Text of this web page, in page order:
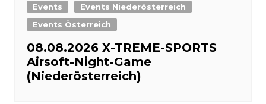
Events
Events Niederösterreich
Events Österreich
08.08.2026 X-TREME-SPORTS
Airsoft-Night-Game
(Niederösterreich)